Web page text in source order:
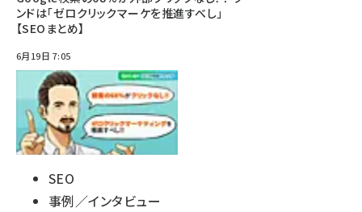
ンドは「ゼロクリックマーケを推進すべし」
【SEOまとめ】
6月19日 7:05
SEO
事例／インタビュー